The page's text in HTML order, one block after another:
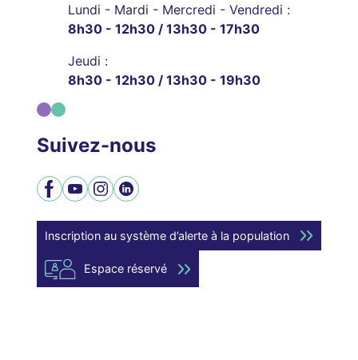
Lundi - Mardi - Mercredi - Vendredi :
8h30 - 12h30 / 13h30 - 17h30
Jeudi :
8h30 - 12h30 / 13h30 - 19h30
Suivez-nous
Facebook
YouTubeInstagram
LinkedIn
Inscription au système d’alerte à la population
Espace réservé